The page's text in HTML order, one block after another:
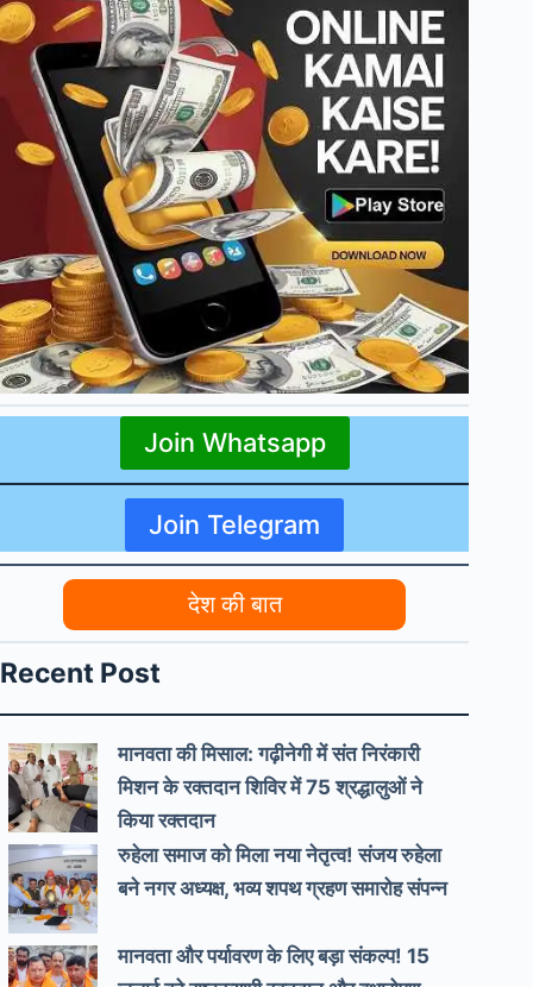
Join Whatsapp
Join Telegram
देश की बात
Recent Post
मानवता की मिसाल: गढ़ीनेगी में संत निरंकारी
मिशन के रक्तदान शिविर में 75 श्रद्धालुओं ने
किया रक्तदान
रुहेला समाज को मिला नया नेतृत्व! संजय रुहेला
बने नगर अध्यक्ष, भव्य शपथ ग्रहण समारोह संपन्न
मानवता और पर्यावरण के लिए बड़ा संकल्प! 15